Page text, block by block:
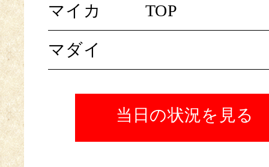
マイカ TOP
マダイ
当日の状況を見る